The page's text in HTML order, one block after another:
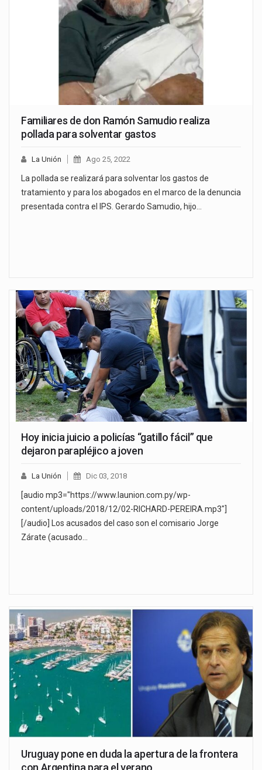
Familiares de don Ramón Samudio realiza
pollada para solventar gastos
La Unión Ago 25, 2022
La pollada se realizará para solventar los gastos de
tratamiento y para los abogados en el marco de la denuncia
presentada contra el IPS. Gerardo Samudio, hijo…
Hoy inicia juicio a policías “gatillo fácil” que
dejaron parapléjico a joven
La Unión Dic 03, 2018
[audio mp3="https://www.launion.com.py/wp-
content/uploads/2018/12/02-RICHARD-PEREIRA.mp3"]
[/audio] Los acusados del caso son el comisario Jorge
Zárate (acusado…
Uruguay pone en duda la apertura de la frontera
con Argentina para el verano